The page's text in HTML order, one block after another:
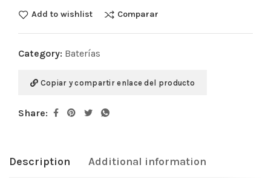
Add to wishlist Comparar
Category: Baterías
Copiar y compartir enlace del producto
Share:
Description Additional information